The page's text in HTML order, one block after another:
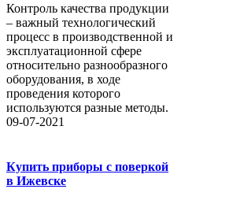
Контроль качества продукции
– важный технологический
процесс в производственной и
эксплуатационной сфере
относительно разнообразного
оборудования, в ходе
проведения которого
используются разные методы.
09-07-2021
Купить приборы с поверкой
в Ижевске